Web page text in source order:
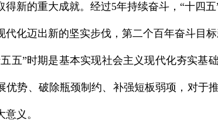
得新的重大成就。经过5年持续奋斗，“十四
代化迈出新的坚实步伐，第二个百年奋斗目标
五”时期是基本实现社会主义现代化夯实基
优势、破除瓶颈制约、补强短板弱项，对于
义。